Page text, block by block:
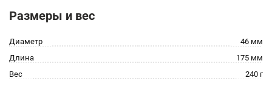
Размеры и вес
Диаметр
46 мм
Длина
175 мм
Вес
240 г